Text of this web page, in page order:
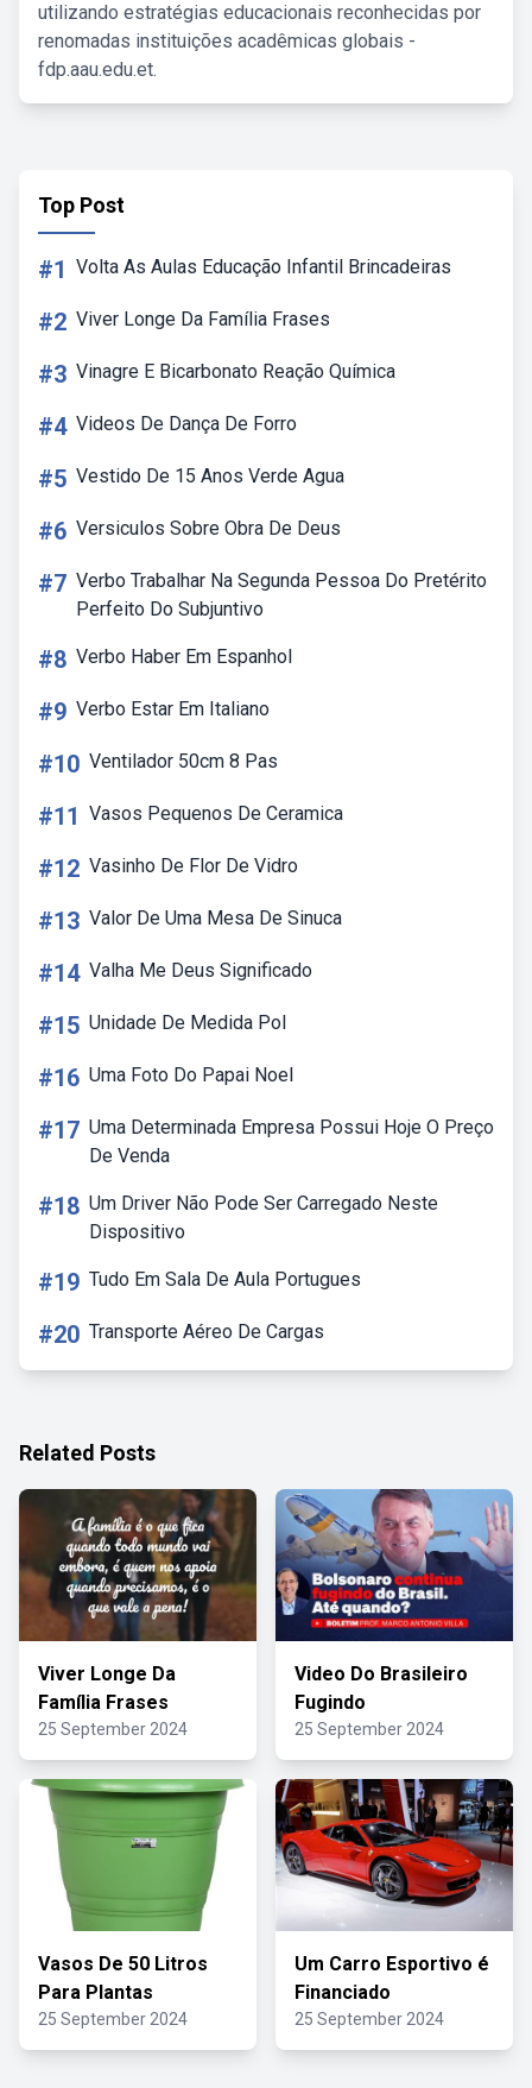
utilizando estratégias educacionais reconhecidas por
renomadas instituições acadêmicas globais -
fdp.aau.edu.et.
Top Post
#1 Volta As Aulas Educação Infantil Brincadeiras
#2 Viver Longe Da Família Frases
#3 Vinagre E Bicarbonato Reação Química
#4 Videos De Dança De Forro
#5 Vestido De 15 Anos Verde Agua
#6 Versiculos Sobre Obra De Deus
#7 Verbo Trabalhar Na Segunda Pessoa Do Pretérito
Perfeito Do Subjuntivo
#8 Verbo Haber Em Espanhol
#9 Verbo Estar Em Italiano
#10 Ventilador 50cm 8 Pas
#11 Vasos Pequenos De Ceramica
#12 Vasinho De Flor De Vidro
#13 Valor De Uma Mesa De Sinuca
#14 Valha Me Deus Significado
#15 Unidade De Medida Pol
#16 Uma Foto Do Papai Noel
#17 Uma Determinada Empresa Possui Hoje O Preço
De Venda
#18 Um Driver Não Pode Ser Carregado Neste
Dispositivo
#19 Tudo Em Sala De Aula Portugues
#20 Transporte Aéreo De Cargas
Related Posts
Viver Longe Da
Família Frases
25 September 2024
Video Do Brasileiro
Fugindo
25 September 2024
Vasos De 50 Litros
Para Plantas
25 September 2024
Um Carro Esportivo é
Financiado
25 September 2024